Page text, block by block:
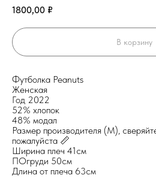
1800,00 ₽
В корзину
Футболка Peanuts
Женская
Год 2022
52% хлопок
48% модал
Размер производителя (М),
пожалуйста 📏
Ширина плеч 41см
ПОгруди 50см
Длина от плеча 63см